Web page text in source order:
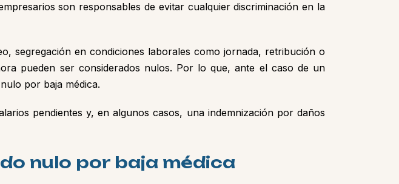
son responsables de evitar cualquier discriminación en la
segregación en condiciones laborales como jornada, retribución o
pueden ser considerados nulos. Por lo que, ante el caso de un
por baja médica.
pendientes y, en algunos casos, una indemnización por daños
nulo por baja médica